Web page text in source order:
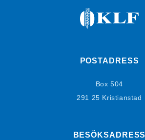
POSTADRESS
Box 504
291 25 Kristianstad
BESÖKSADRESS